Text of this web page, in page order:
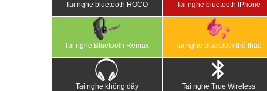
Tai nghe bluetooth HOCO Tai nghe bluetooth IPhone
Tai nghe Bluetooth Remax Tai nghe bluetooth thể thao
Tai nghe không dây Tai nghe True Wireless